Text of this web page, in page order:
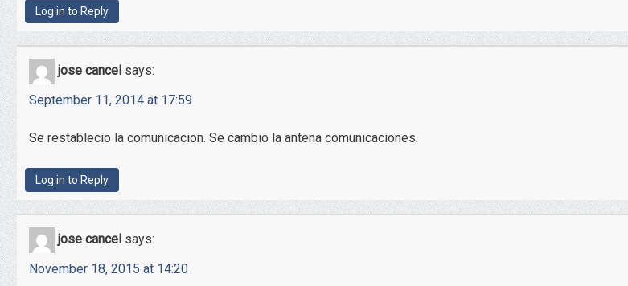
Log in to Reply
jose cancel says:
September 11, 2014 at 17:59
Se restablecio la comunicacion. Se cambio la antena comunicaciones.
Log in to Reply
jose cancel says:
November 18, 2015 at 14:20